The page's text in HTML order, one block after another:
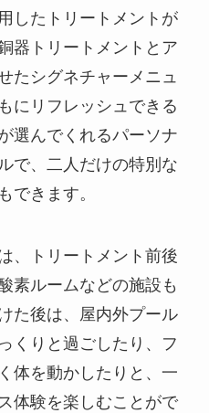
したトリートメントが
器トリートメントとア
たシグネチャーメニュ
にリフレッシュできる
選んでくれるパーソナ
で、二人だけの特別な
できます。
、トリートメント前後
素ルームなどの施設も
た後は、屋内外プール
くりと過ごしたり、フ
体を動かしたりと、一
体験を楽しむことがで